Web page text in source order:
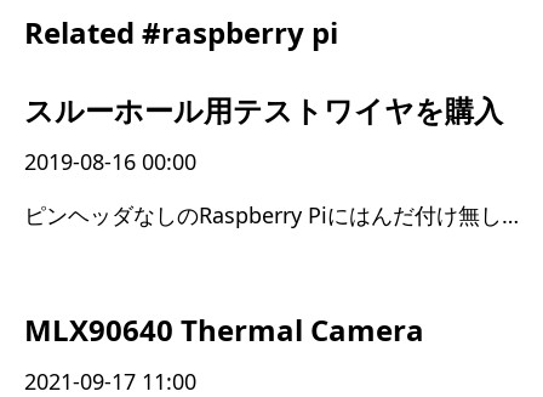
Related #raspberry pi
スルーホール用テストワイヤを購入
2019-08-16 00:00
ピンヘッダなしのRaspberry Piにはんだ付け無しでGPIOが使えるようになった
MLX90640 Thermal Camera
2021-09-17 11:00